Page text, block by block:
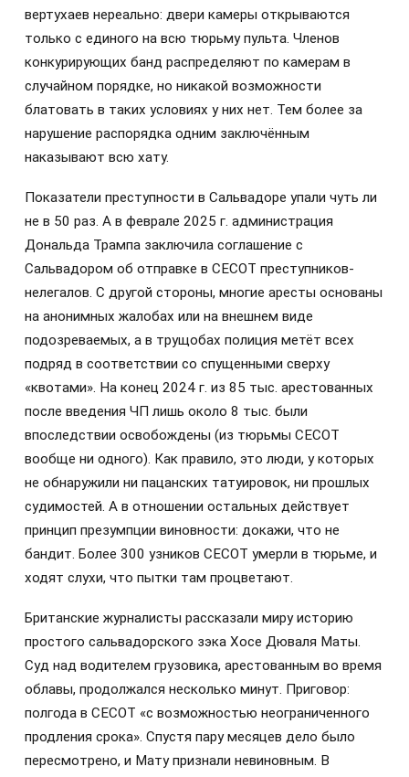
вертухаев нереально: двери камеры открываются
только с единого на всю тюрьму пульта. Членов
конкурирующих банд распределяют по камерам в
случайном порядке, но никакой возможности
блатовать в таких условиях у них нет. Тем более за
нарушение распорядка одним заключённым
наказывают всю хату.
Показатели преступности в Сальвадоре упали чуть ли
не в 50 раз. А в феврале 2025 г. администрация
Дональда Трампа заключила соглашение с
Сальвадором об отправке в CECOT преступников-
нелегалов. С другой стороны, многие аресты основаны
на анонимных жалобах или на внешнем виде
подозреваемых, а в трущобах полиция метёт всех
подряд в соответствии со спущенными сверху
«квотами». На конец 2024 г. из 85 тыс. арестованных
после введения ЧП лишь около 8 тыс. были
впоследствии освобождены (из тюрьмы СECOT
вообще ни одного). Как правило, это люди, у которых
не обнаружили ни пацанских татуировок, ни прошлых
судимостей. А в отношении остальных действует
принцип презумпции виновности: докажи, что не
бандит. Более 300 узников СECOT умерли в тюрьме, и
ходят слухи, что пытки там процветают.
Британские журналисты рассказали миру историю
простого сальвадорского зэка Хосе Дюваля Маты.
Суд над водителем грузовика, арестованным во время
облавы, продолжался несколько минут. Приговор:
полгода в СECOT «с возможностью неограниченного
продления срока». Спустя пару месяцев дело было
пересмотрено, и Мату признали невиновным. В